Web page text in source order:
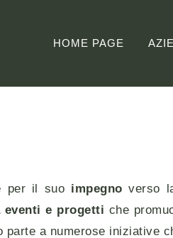
HOME PAGE
per il suo impegno verso
eventi e progetti che
parte a numerose iniziative